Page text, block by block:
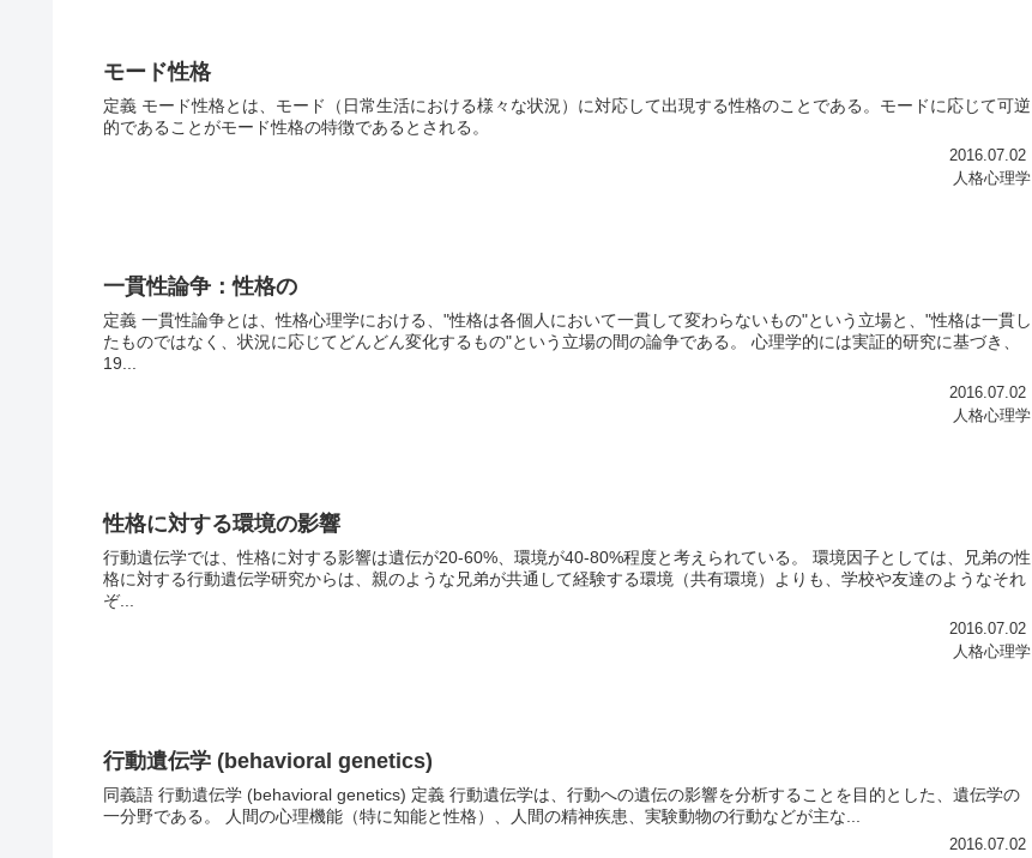
モード性格
定義 モード性格とは、モード（日常生活における様々な状況）に対応して出現する性格のことである。モードに応じて可逆
的であることがモード性格の特徴であるとされる。
2016.07.02
人格心理学
一貫性論争：性格の
定義 一貫性論争とは、性格心理学における、"性格は各個人において一貫して変わらないもの"という立場と、"性格は一貫し
たものではなく、状況に応じてどんどん変化するもの"という立場の間の論争である。 心理学的には実証的研究に基づき、
19...
2016.07.02
人格心理学
性格に対する環境の影響
行動遺伝学では、性格に対する影響は遺伝が20-60%、環境が40-80%程度と考えられている。 環境因子としては、兄弟の性
格に対する行動遺伝学研究からは、親のような兄弟が共通して経験する環境（共有環境）よりも、学校や友達のようなそれ
ぞ...
2016.07.02
人格心理学
行動遺伝学 (behavioral genetics)
同義語 行動遺伝学 (behavioral genetics) 定義 行動遺伝学は、行動への遺伝の影響を分析することを目的とした、遺伝学の
一分野である。 人間の心理機能（特に知能と性格）、人間の精神疾患、実験動物の行動などが主な...
2016.07.02